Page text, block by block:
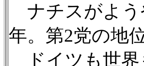
ナチスがよう
年。第2党の地
ドイツも世界